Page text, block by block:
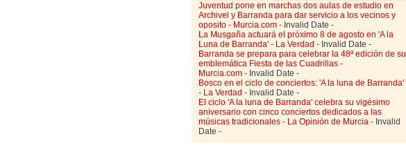
Juventud pone en marchas dos aulas de estudio en
Archivel y Barranda para dar servicio a los vecinos y
oposito - Murcia.com - Invalid Date -
La Musgaña actuará el próximo 8 de agosto en 'A la
Luna de Barranda' - La Verdad - Invalid Date -
Barranda se prepara para celebrar la 48ª edición de su
emblemática Fiesta de las Cuadrillas -
Murcia.com - Invalid Date -
Bosco en el ciclo de conciertos: 'A la luna de Barranda'
- La Verdad - Invalid Date -
El ciclo 'A la luna de Barranda' celebra su vigésimo
aniversario con cinco conciertos dedicados a las
músicas tradicionales - La Opinión de Murcia - Invalid
Date -